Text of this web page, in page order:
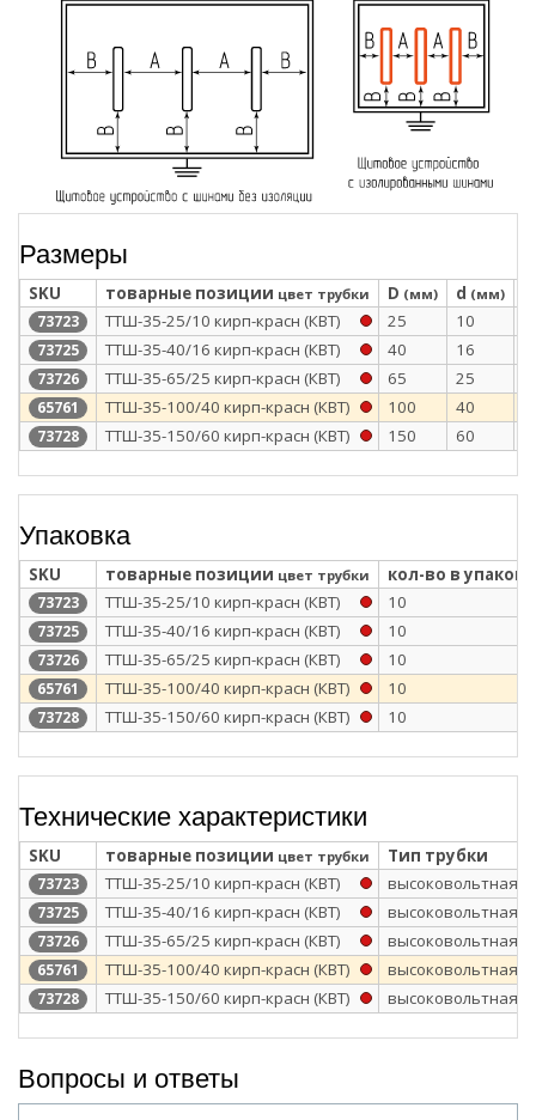
Размеры
SKU товарные позиции цвет трубки D (мм) d (мм)
73723 ТТШ-35-25/10 кирп-красн (КВТ) 25 10
73725 ТТШ-35-40/16 кирп-красн (КВТ) 40 16
73726 ТТШ-35-65/25 кирп-красн (КВТ) 65 25
65761 ТТШ-35-100/40 кирп-красн (КВТ) 100 40
73728 ТТШ-35-150/60 кирп-красн (КВТ) 150 60
Упаковка
SKU товарные позиции цвет трубки кол-во в
73723 ТТШ-35-25/10 кирп-красн (КВТ) 10
73725 ТТШ-35-40/16 кирп-красн (КВТ) 10
73726 ТТШ-35-65/25 кирп-красн (КВТ) 10
65761 ТТШ-35-100/40 кирп-красн (КВТ) 10
73728 ТТШ-35-150/60 кирп-красн (КВТ) 10
Технические характеристики
SKU товарные позиции цвет трубки Тип трубки
73723 ТТШ-35-25/10 кирп-красн (КВТ) высоковольтная
73725 ТТШ-35-40/16 кирп-красн (КВТ) высоковольтная
73726 ТТШ-35-65/25 кирп-красн (КВТ) высоковольтная
65761 ТТШ-35-100/40 кирп-красн (КВТ) высоковольтная
73728 ТТШ-35-150/60 кирп-красн (КВТ) высоковольтная
Вопросы и ответы